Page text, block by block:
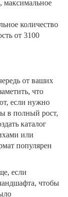
максимальное
количество
от 3100
от ваших
что
если нужно
в полный рост,
каталог
или
популярен
если
чтобы